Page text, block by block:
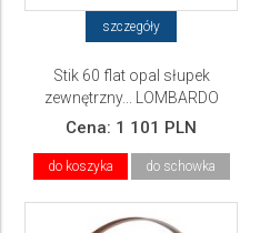
szczegóły
Stik 60 flat opal słupek
zewnętrzny... LOMBARDO
Cena: 1 101 PLN
do koszyka do schowka